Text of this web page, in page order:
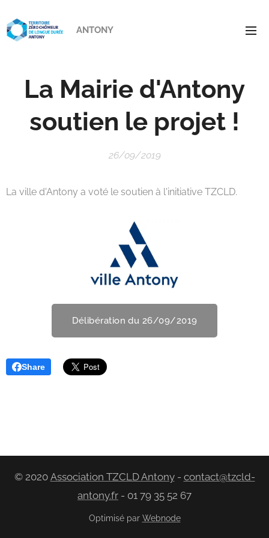
ANTONY
La Mairie d'Antony
soutien le projet !
26/09/2019
La ville d'Antony a voté le soutien à l'initiative TZCLD.
Délibération du 26/09/2019
Share
© 2020 Association TZCLD Antony- contact@tzcld-
antony.fr - 01 79 35 52 67
Optimisé par Webnode